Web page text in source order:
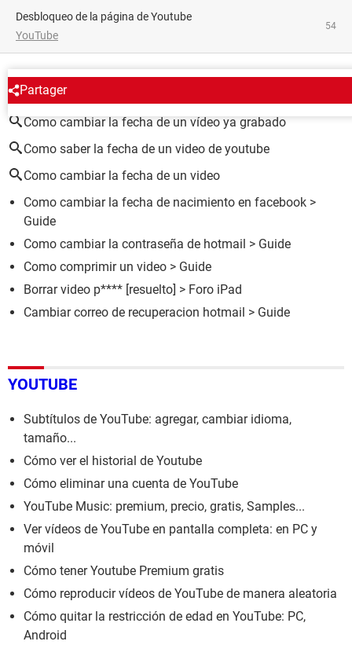
Desbloqueo de la página de Youtube
YouTube
54
Partager
ALREDEDOR DEL MISMO TEMA
Como cambiar la fecha de un vídeo ya grabado
Como saber la fecha de un video de youtube
Como cambiar la fecha de un video
Como cambiar la fecha de nacimiento en facebook >
Guide
Como cambiar la contraseña de hotmail > Guide
Como comprimir un video > Guide
Borrar video p**** [resuelto] > Foro iPad
Cambiar correo de recuperacion hotmail > Guide
YOUTUBE
Subtítulos de YouTube: agregar, cambiar idioma,
tamaño...
Cómo ver el historial de Youtube
Cómo eliminar una cuenta de YouTube
YouTube Music: premium, precio, gratis, Samples...
Ver vídeos de YouTube en pantalla completa: en PC y
móvil
Cómo tener Youtube Premium gratis
Cómo reproducir vídeos de YouTube de manera aleatoria
Cómo quitar la restricción de edad en YouTube: PC,
Android